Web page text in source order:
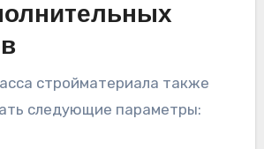
стройматериала также
следующие параметры: